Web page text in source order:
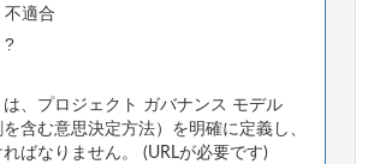
不適合
?
、プロジェクト ガバナンス モデル
を含む意思決定方法）を明確に定義し、
ばなりません。 (URLが必要です)